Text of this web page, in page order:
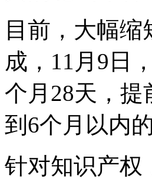
目前，大幅
成，11月9日，
个月28天，
到6个月以内
针对知识产权